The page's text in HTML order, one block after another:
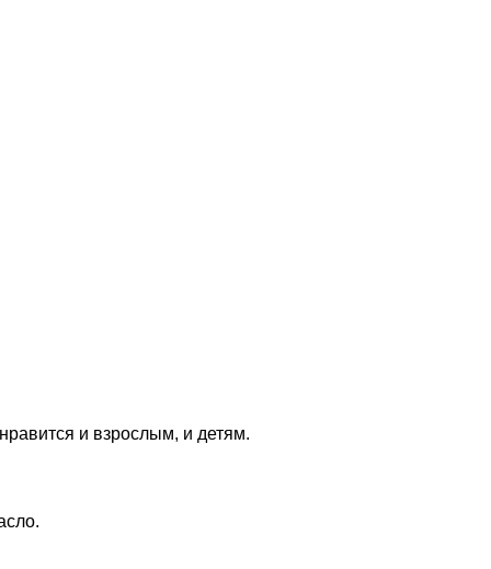
и взрослым, и детям.